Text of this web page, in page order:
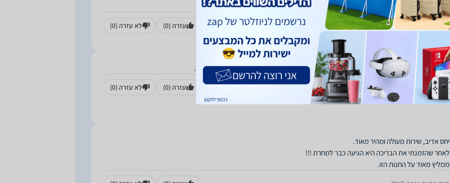
3 פעמים ב3 שבועות האלה, אמרו "תוך יומיים זה אצלך"(עדיין לא קיבלתי).
חוות הדעת עזרה לכם? עזרה(0) לא עזרה(0)
לא ממליץ . קניתי בריכה , היו חסרים בה חלקים, פניתי לשירות והוא היה גם לא נעים וגם לא טוב...
חוות הדעת עזרה לכם? עזרה(0) לא עזרה(0)
ממליץ מאוד על החנות הזו.